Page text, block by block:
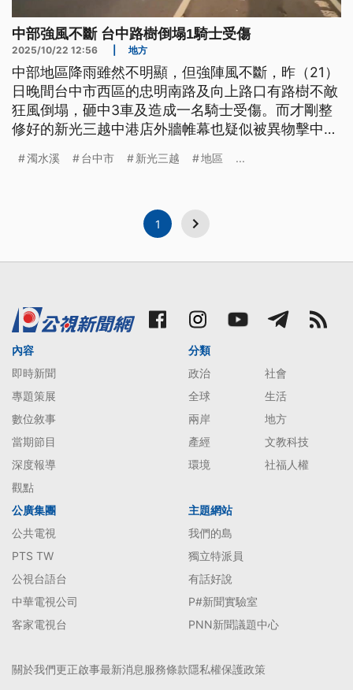
中部強風不斷 台中路樹倒塌1騎士受傷
2025/10/22 12:56 地方
中部地區降雨雖然不明顯，但強陣風不斷，昨（21）
日晚間台中市西區的忠明南路及向上路口有路樹不敵
狂風倒塌，砸中3車及造成一名騎士受傷。而才剛整
修好的新光三越中港店外牆帷幕也疑似被異物擊中受
另外雲林縣也出現11級陣風，濁水溪南岸鄉鎮這幾天
濁水溪 台中市 新光三越 地區 ...
1
內容
即時新聞
專題策展
數位敘事
當期節目
深度報導
觀點
分類
政治
社會
全球
生活
兩岸
地方
產經
文教科技
環境
社福人權
公廣集團
公共電視
PTS TW
公視台語台
中華電視公司
客家電視台
主題網站
我們的島
獨立特派員
有話好說
P#新聞實驗室
PNN新聞議題中心
關於我們更正啟事最新消息服務條款隱私權保護政策